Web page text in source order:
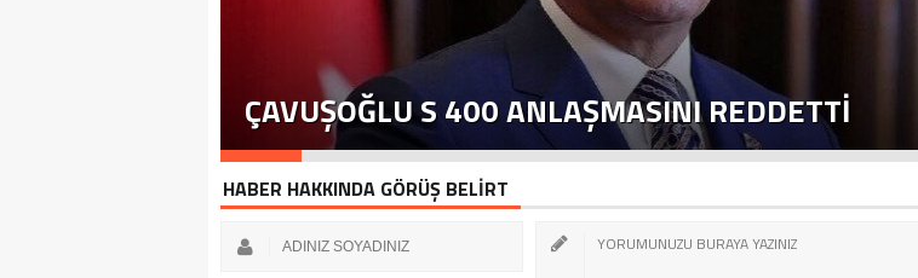
ÇAVUŞOĞLU S 400 ANLAŞMASINI REDDETTI
HABER HAKKINDA GÖRÜŞ BELİRT